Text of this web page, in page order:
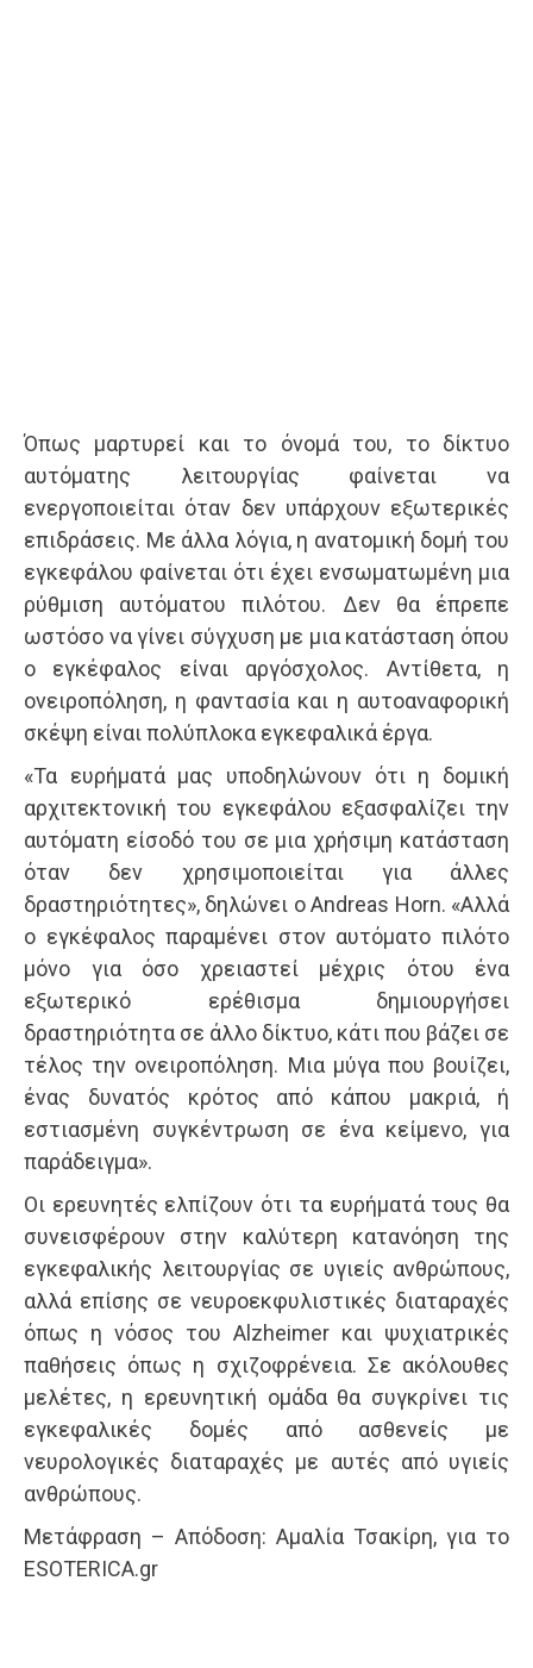
Όπως μαρτυρεί και το όνομά του, το δίκτυο
αυτόματης λειτουργίας φαίνεται να
ενεργοποιείται όταν δεν υπάρχουν εξωτερικές
επιδράσεις. Με άλλα λόγια, η ανατομική δομή του
εγκεφάλου φαίνεται ότι έχει ενσωματωμένη μια
ρύθμιση αυτόματου πιλότου. Δεν θα έπρεπε
ωστόσο να γίνει σύγχυση με μια κατάσταση όπου
ο εγκέφαλος είναι αργόσχολος. Αντίθετα, η
ονειροπόληση, η φαντασία και η αυτοαναφορική
σκέψη είναι πολύπλοκα εγκεφαλικά έργα.
«Τα ευρήματά μας υποδηλώνουν ότι η δομική
αρχιτεκτονική του εγκεφάλου εξασφαλίζει την
αυτόματη είσοδό του σε μια χρήσιμη κατάσταση
όταν δεν χρησιμοποιείται για άλλες
δραστηριότητες», δηλώνει ο Andreas Horn. «Αλλά
ο εγκέφαλος παραμένει στον αυτόματο πιλότο
μόνο για όσο χρειαστεί μέχρις ότου ένα
εξωτερικό ερέθισμα δημιουργήσει
δραστηριότητα σε άλλο δίκτυο, κάτι που βάζει σε
τέλος την ονειροπόληση. Μια μύγα που βουίζει,
ένας δυνατός κρότος από κάπου μακριά, ή
εστιασμένη συγκέντρωση σε ένα κείμενο, για
παράδειγμα».
Οι ερευνητές ελπίζουν ότι τα ευρήματά τους θα
συνεισφέρουν στην καλύτερη κατανόηση της
εγκεφαλικής λειτουργίας σε υγιείς ανθρώπους,
αλλά επίσης σε νευροεκφυλιστικές διαταραχές
όπως η νόσος του Alzheimer και ψυχιατρικές
παθήσεις όπως η σχιζοφρένεια. Σε ακόλουθες
μελέτες, η ερευνητική ομάδα θα συγκρίνει τις
εγκεφαλικές δομές από ασθενείς με
νευρολογικές διαταραχές με αυτές από υγιείς
ανθρώπους.
Μετάφραση – Απόδοση: Αμαλία Τσακίρη, για το
ESOTERICA.gr